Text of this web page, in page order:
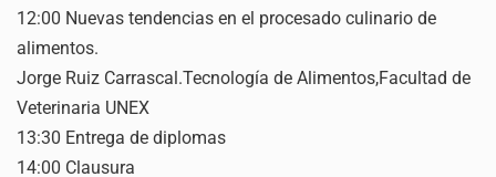
12:00 Nuevas tendencias en el procesado culinario de
alimentos.
Jorge Ruiz Carrascal.Tecnología de Alimentos,Facultad de
Veterinaria UNEX
13:30 Entrega de diplomas
14:00 Clausura